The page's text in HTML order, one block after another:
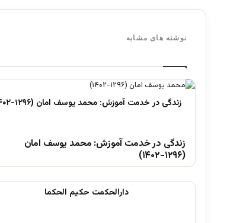
نوشته های مشابه
زندگی در خدمت آموزش: محمد یوسف امان
(۱۲۹۶-۱۴۰۲)